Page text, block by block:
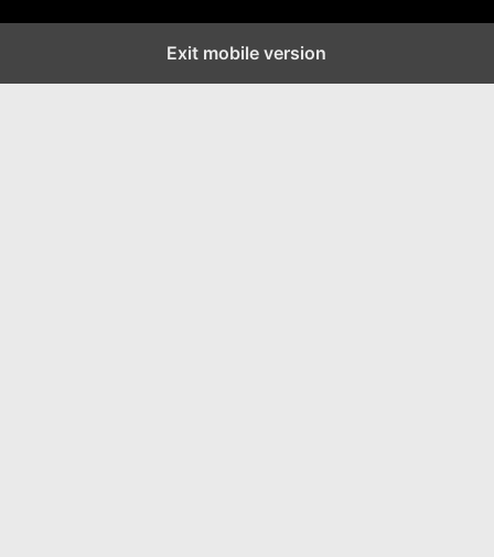
Exit mobile version